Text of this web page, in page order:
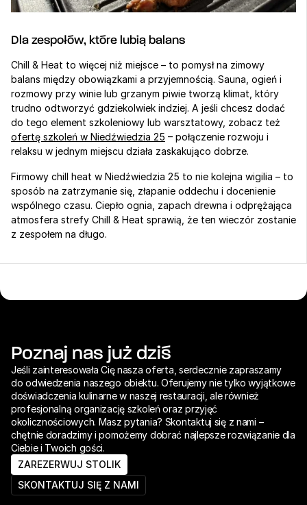
Dla zespołów, które lubią balans
Chill & Heat to więcej niż miejsce – to pomysł na zimowy
balans między obowiązkami a przyjemnością. Sauna, ogień i
rozmowy przy winie lub grzanym piwie tworzą klimat, który
trudno odtworzyć gdziekolwiek indziej. A jeśli chcesz dodać
ofertę szkoleń w Niedźwiedzia 25 – połączenie rozwoju i
relaksu w jednym miejscu działa zaskakująco dobrze.
Firmowy chill heat w Niedźwiedzia 25 to nie kolejna wigilia – to
sposób na zatrzymanie się, złapanie oddechu i docenienie
wspólnego czasu. Ciepło ognia, zapach drewna i odprężająca
atmosfera strefy Chill & Heat sprawią, że ten wieczór zostanie
z zespołem na długo.
Poznaj nas już dziś
Jeśli zainteresowała Cię nasza oferta, serdecznie zapraszamy
do odwiedzenia naszego obiektu. Oferujemy nie tylko wyjątkowe
doświadczenia kulinarne w naszej restauracji, ale również
profesjonalną organizację szkoleń oraz przyjęć
okolicznościowych. Masz pytania? Skontaktuj się z nami –
chętnie doradzimy i pomożemy dobrać najlepsze rozwiązanie dla
Ciebie i Twoich gości.
ZAREZERWUJ STOLIK
SKONTAKTUJ SIĘ Z NAMI